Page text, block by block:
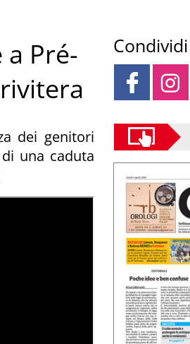
a Pré-
dei genitori
una caduta
Condividi